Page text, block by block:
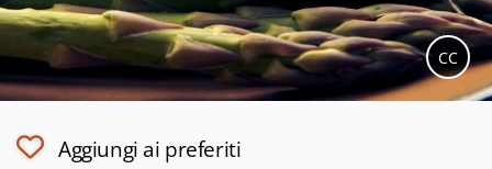
CC
Aggiungi ai preferiti